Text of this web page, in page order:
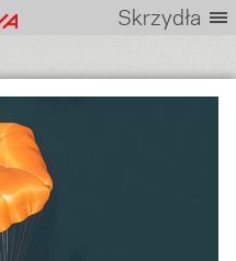
Skrzydła